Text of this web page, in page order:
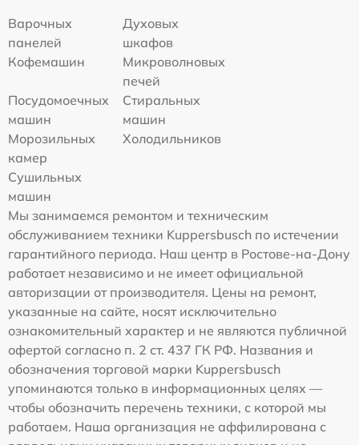
Варочных
панелей
Духовых
шкафов
Кофемашин
Микроволновых
печей
Посудомоечных
машин
Стиральных
машин
Морозильных
камер
Холодильников
Сушильных
машин
Мы занимаемся ремонтом и техническим
обслуживанием техники Kuppersbusch по истечении
гарантийного периода. Наш центр в Ростове-на-Дону
работает независимо и не имеет официальной
авторизации от производителя. Цены на ремонт,
указанные на сайте, носят исключительно
ознакомительный характер и не являются публичной
офертой согласно п. 2 ст. 437 ГК РФ. Названия и
обозначения торговой марки Kuppersbusch
упоминаются только в информационных целях —
чтобы обозначить перечень техники, с которой мы
работаем. Наша организация не аффилирована с